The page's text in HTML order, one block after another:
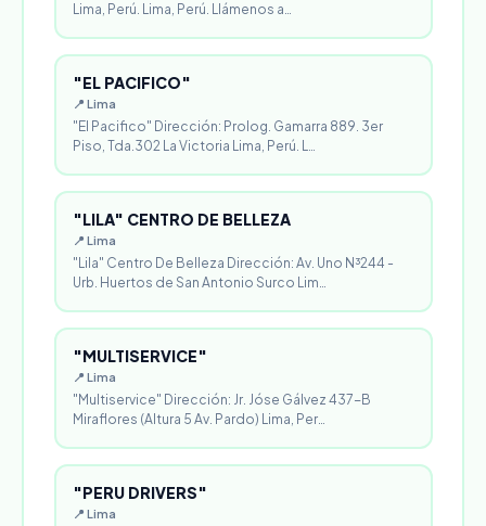
Lima, Perú. Lima, Perú. Llámenos a…
"EL PACIFICO"
📍 Lima
"El Pacifico" Dirección: Prolog. Gamarra 889. 3er
Piso, Tda.302 La Victoria Lima, Perú. L…
"LILA" CENTRO DE BELLEZA
📍 Lima
"Lila" Centro De Belleza Dirección: Av. Uno N³244 -
Urb. Huertos de San Antonio Surco Lim…
"MULTISERVICE"
📍 Lima
"Multiservice" Dirección: Jr. Jóse Gálvez 437-B
Miraflores (Altura 5 Av. Pardo) Lima, Per…
"PERU DRIVERS"
📍 Lima